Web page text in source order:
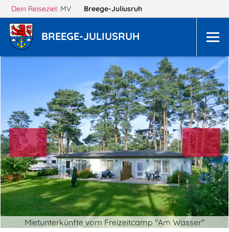
Dein Reiseziel: MV Breege-Juliusruh
BREEGE-JULIUSRUH
Mietunterkünfte vom Freizeitcamp "Am Wasser"